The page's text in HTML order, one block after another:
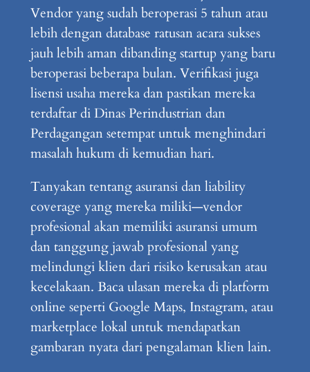
Vendor yang sudah beroperasi 5 tahun atau
lebih dengan database ratusan acara sukses
jauh lebih aman dibanding startup yang baru
beroperasi beberapa bulan. Verifikasi juga
lisensi usaha mereka dan pastikan mereka
terdaftar di Dinas Perindustrian dan
Perdagangan setempat untuk menghindari
masalah hukum di kemudian hari.
Tanyakan tentang asuransi dan liability
coverage yang mereka miliki—vendor
profesional akan memiliki asuransi umum
dan tanggung jawab profesional yang
melindungi klien dari risiko kerusakan atau
kecelakaan. Baca ulasan mereka di platform
online seperti Google Maps, Instagram, atau
marketplace lokal untuk mendapatkan
gambaran nyata dari pengalaman klien lain.